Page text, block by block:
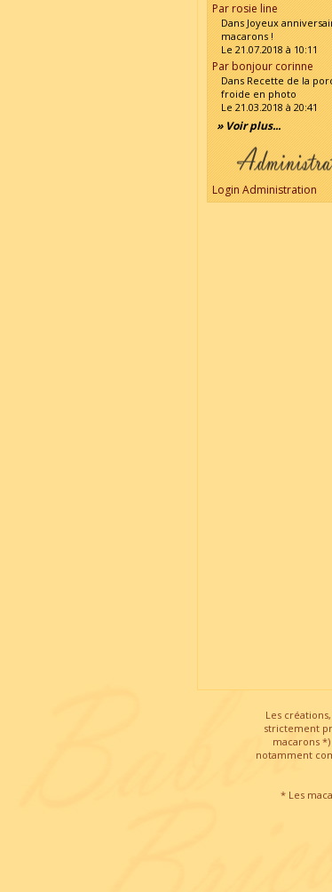
Par rosie line
Dans Joyeux
macarons !
Le 21.07.2018 à 10:11
Par bonjour corinne
Dans Recette de la
froide en photo
Le 21.03.2018 à 20:41
» Voir plus...
Login Administration
Les
strictement
macarons
notamment
* Les